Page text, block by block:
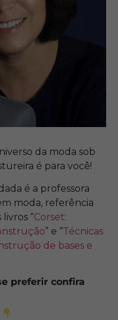
da moda sob
é para você!
é a professora
moda, referência
“Corset:
o” e “Técnicas
de bases e
preferir confira